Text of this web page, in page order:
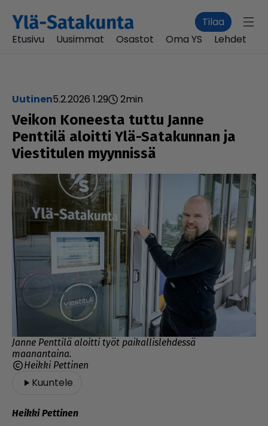
Tilaa
Etusivu
Uusimmat Osastot Oma YS Lehdet
uutinen5.2.2026 1.29 2min
Veikon Koneesta tuttu Janne
Penttilä aloitti Ylä-Sata­kun­nan ja
Vies­ti­tu­len myynnissä
Janne Penttilä aloitti työt paikallislehdessä
maanantaina.
Heikki Pettinen
Kuuntele
Heik­ki Pet­ti­nen